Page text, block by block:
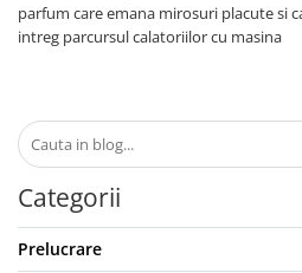
parfum care emana mirosuri placute si
intreg parcursul calatoriilor cu masina
Categorii
Prelucrare